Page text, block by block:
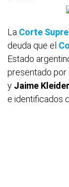
La Corte
deuda que el
Estado
presentado por
y Jaime
e identificados